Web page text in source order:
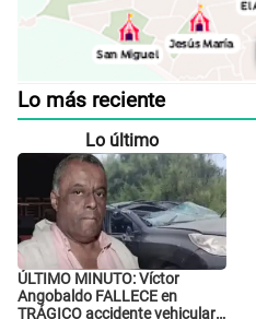
Lo más reciente
Lo último
ÚLTIMO MINUTO: Víctor
Angobaldo FALLECE en
TRÁGICO accidente vehicular